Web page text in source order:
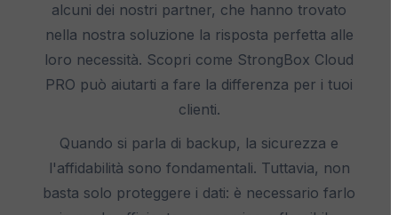
alcuni dei nostri partner, che hanno trovato
nella nostra soluzione la risposta perfetta alle
loro necessità. Scopri come StrongBox Cloud
PRO può aiutarti a fare la differenza per i tuoi
clienti.
Quando si parla di backup, la sicurezza e
l'affidabilità sono fondamentali. Tuttavia, non
basta solo proteggere i dati: è necessario farlo